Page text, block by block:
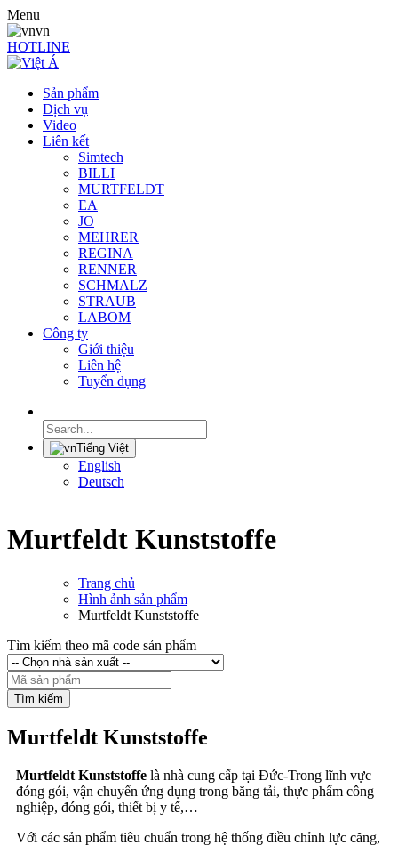
Menu
vn
HOTLINE
Sản phẩm
Dịch vụ
Video
Liên kết
Simtech
BILLI
MURTFELDT
EA
JO
MEHRER
REGINA
RENNER
SCHMALZ
STRAUB
LABOM
Công ty
Giới thiệu
Liên hệ
Tuyển dụng
Tiếng Việt
English
Deutsch
Murtfeldt Kunststoffe
Trang chủ
Hình ảnh sản phẩm
Murtfeldt Kunststoffe
Tìm kiếm theo mã code sản phẩm
Tìm kiếm
Murtfeldt Kunststoffe
Murtfeldt Kunststoffe là nhà cung cấp tại Đức-Trong lĩnh vực
đóng gói, vận chuyển ứng dụng trong băng tải, thực phẩm công
nghiệp, đóng gói, thiết bị y tế,…
Với các sản phẩm tiêu chuẩn trong hệ thống điều chỉnh lực căng,